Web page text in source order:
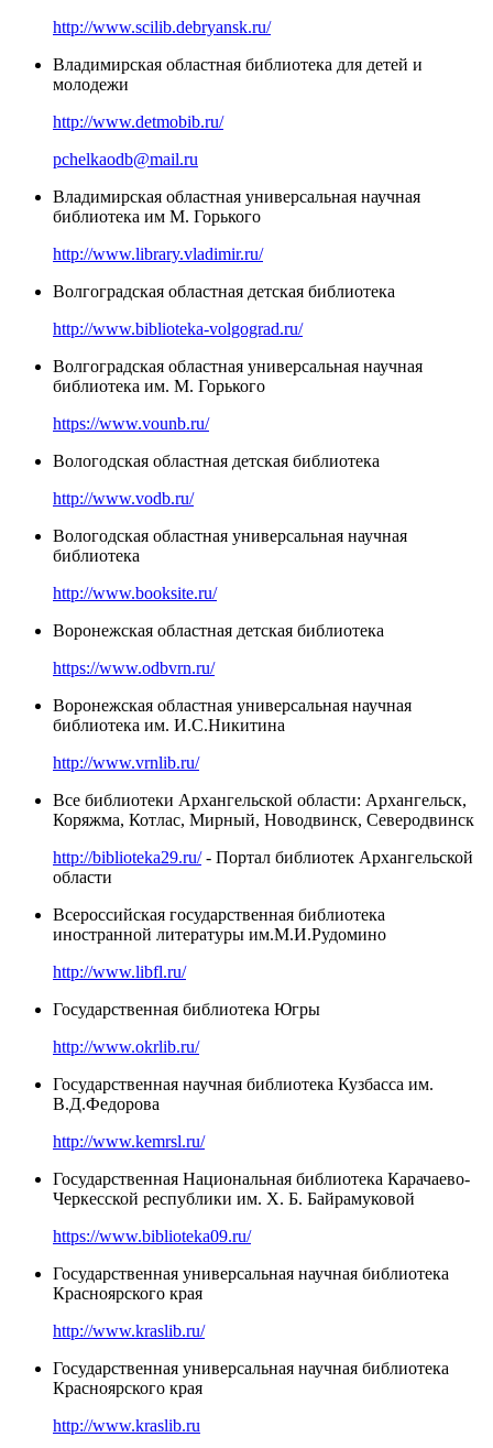
http://www.scilib.debryansk.ru/
Владимирская областная библиотека для детей и
молодежи
http://www.detmobib.ru/
pchelkaodb@mail.ru
Владимирская областная универсальная научная
библиотека им М. Горького
http://www.library.vladimir.ru/
Волгоградская областная детская библиотека
http://www.biblioteka-volgograd.ru/
Волгоградская областная универсальная научная
библиотека им. М. Горького
https://www.vounb.ru/
Вологодская областная детская библиотека
http://www.vodb.ru/
Вологодская областная универсальная научная
библиотека
http://www.booksite.ru/
Воронежская областная детская библиотека
https://www.odbvrn.ru/
Воронежская областная универсальная научная
библиотека им. И.С.Никитина
http://www.vrnlib.ru/
Все библиотеки Архангельской области: Архангельск,
Коряжма, Котлас, Мирный, Новодвинск, Северодвинск
http://biblioteka29.ru/- Портал библиотек Архангельской
области
Всероссийская государственная библиотека
иностранной литературы им.М.И.Рудомино
http://www.libfl.ru/
Государственная библиотека Югры
http://www.okrlib.ru/
Государственная научная библиотека Кузбасса им.
В.Д.Федорова
http://www.kemrsl.ru/
Государственная Национальная библиотека Карачаево-
Черкесской республики им. Х. Б. Байрамуковой
https://www.biblioteka09.ru/
Государственная универсальная научная библиотека
Красноярского края
http://www.kraslib.ru/
Государственная универсальная научная библиотека
Красноярского края
http://www.kraslib.ru